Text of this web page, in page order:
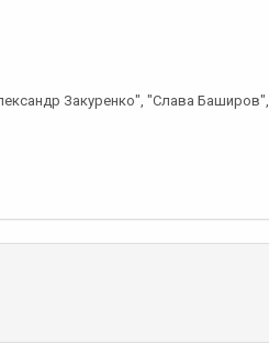
Закуренко", "Слава Баширов",